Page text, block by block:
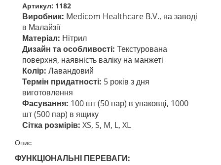
Артикул: 1182
Виробник: Medicom Healthcare B.V., на заводі
в Малайзії
Матеріал: Нітрил
Дизайн та особливості: Текстурована
поверхня, наявність валіку на манжеті
Колір: Лавандовий
Термін придатності: 5 років з дня
виготовлення
Фасування: 100 шт (50 пар) в упаковці, 1000
шт (500 пар) в ящику
Сітка розмірів: XS, S, M, L, XL
Опис
ФУНКЦІОНАЛЬНІ ПЕРЕВАГИ: